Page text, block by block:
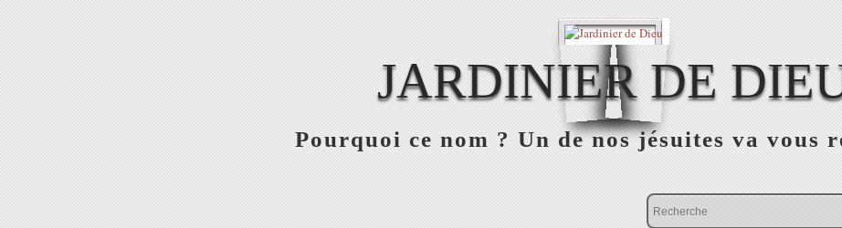
JARDINIER DE
Pourquoi ce nom ? Un de nos jésuites va vous